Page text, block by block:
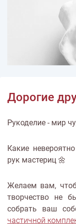
Дорогие
Рукоделие - мир
Какие
рук мастериц 🌼
Желаем вам,
творчество не
собрать ваш
частичной